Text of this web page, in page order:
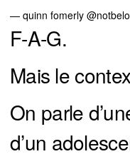
— quinn fomerly
F-A-G.
Mais le
On parle
d’un